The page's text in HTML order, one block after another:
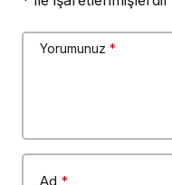
Yorumunuz *
Ad *